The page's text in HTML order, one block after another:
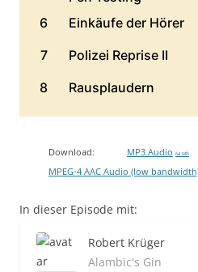
Download: MP3 Audio 64 MB
MPEG-4 AAC Audio (low
In dieser Episode mit:
Robert Krüger
Alambic's Gin